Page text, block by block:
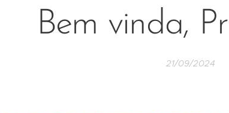
Bem vinda,
21/09/2024